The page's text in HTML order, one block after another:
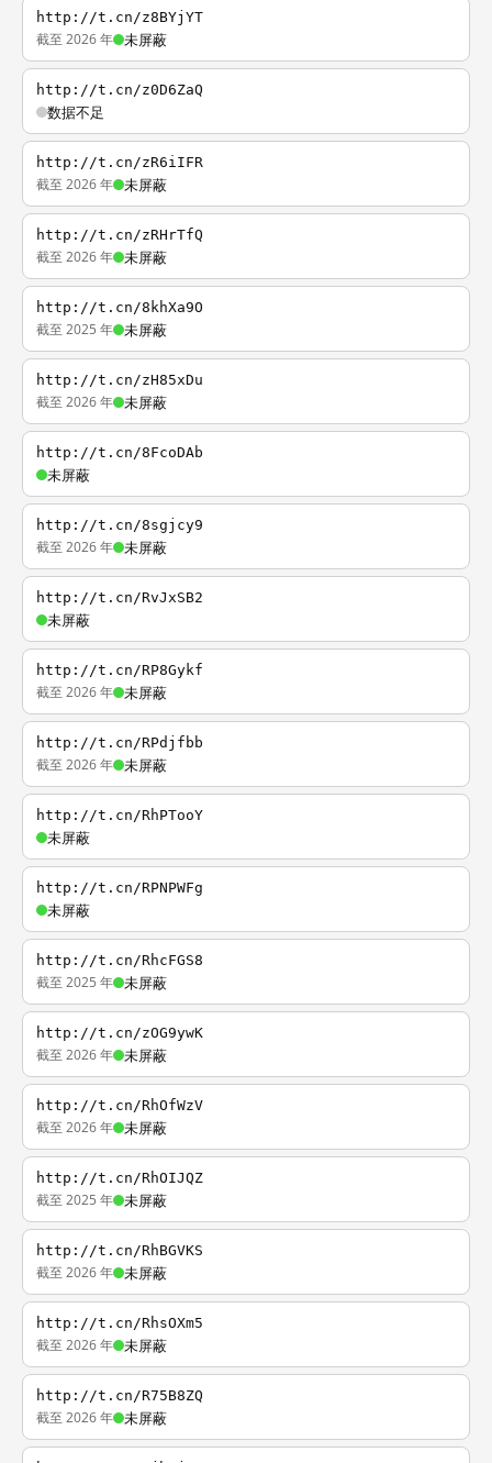
http://t.cn/z8BYjYT
截至 2026 年 未屏蔽
http://t.cn/z0D6ZaQ
数据不足
http://t.cn/zR6iIFR
截至 2026 年 未屏蔽
http://t.cn/zRHrTfQ
截至 2026 年 未屏蔽
http://t.cn/8khXa9O
截至 2025 年 未屏蔽
http://t.cn/zH85xDu
截至 2026 年 未屏蔽
http://t.cn/8FcoDAb
未屏蔽
http://t.cn/8sgjcy9
截至 2026 年 未屏蔽
http://t.cn/RvJxSB2
未屏蔽
http://t.cn/RP8Gykf
截至 2026 年 未屏蔽
http://t.cn/RPdjfbb
截至 2026 年 未屏蔽
http://t.cn/RhPTooY
未屏蔽
http://t.cn/RPNPWFg
未屏蔽
http://t.cn/RhcFGS8
截至 2025 年 未屏蔽
http://t.cn/zOG9ywK
截至 2026 年 未屏蔽
http://t.cn/RhOfWzV
截至 2026 年 未屏蔽
http://t.cn/RhOIJQZ
截至 2025 年 未屏蔽
http://t.cn/RhBGVKS
截至 2026 年 未屏蔽
http://t.cn/RhsOXm5
截至 2026 年 未屏蔽
http://t.cn/R75B8ZQ
截至 2026 年 未屏蔽